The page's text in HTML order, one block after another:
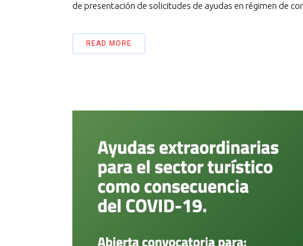
de presentación de solicitudes de ayudas en régimen de
READ MORE